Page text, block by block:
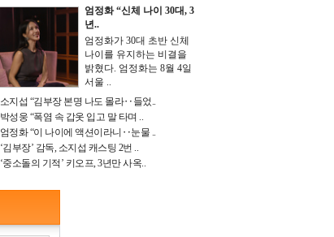
엄정화 “신체 나이 30대, 3
년..
엄정화가 30대 초반 신체
나이를 유지하는 비결을
밝혔다. 엄정화는 8월 4일
서울 ..
소지섭 “김부장 본명 나도 몰라‥들었..
박성웅 “폭염 속 갑옷 입고 말 타며 ..
엄정화 “이 나이에 액션이라니‥눈물 ..
‘김부장’ 감독, 소지섭 캐스팅 2번 ..
‘중소돌의 기적’ 키오프, 3년만 사옥..